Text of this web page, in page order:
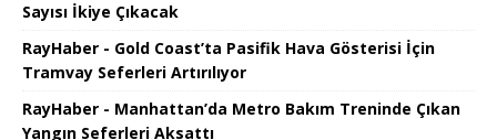
Sayısı İkiye Çıkacak
RayHaber - Gold Coast’ta Pasifik Hava Gösterisi İçin
Tramvay Seferleri Artırılıyor
RayHaber - Manhattan’da Metro Bakım Treninde Çıkan
Yangın Seferleri Aksattı